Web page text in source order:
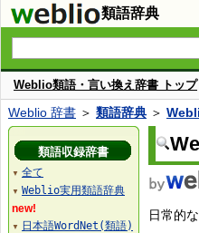
類語辞典
Weblio類語・言い換え辞書 トップ
Weblio 辞書 ＞ 類語辞典 ＞
日常的
類語収録辞書
▼ 全て
▼ Weblio実用類語辞典
new!
▼ 日本語WordNet(類語)